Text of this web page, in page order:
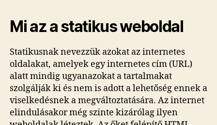
Mi az a statikus weboldal
Statikusnak nevezzük azokat az internetes
oldalakat, amelyek egy internetes cím (URL)
alatt mindig ugyanazokat a tartalmakat
szolgálják ki és nem is adott a lehetőség ennek a
viselkedésnek a megváltoztatására. Az internet
elindulásakor még szinte kizárólag ilyen